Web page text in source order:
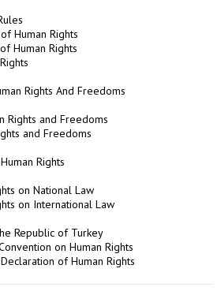
Human Rights
Human Rights
Rights And Freedoms
Rights and Freedoms
and Freedoms
Rights
on National Law
on International Law
Republic of Turkey
on Human Rights
of Human Rights